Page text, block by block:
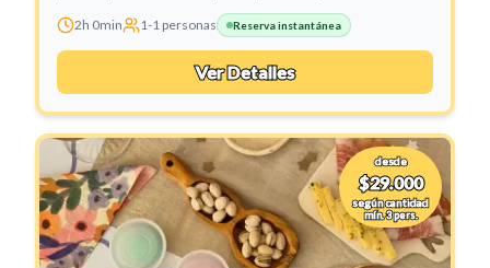
2h 0min 1-1 personas Reserva instantánea
Ver Detalles
desde
$29.000
según cantidad
mín. 3 pers.